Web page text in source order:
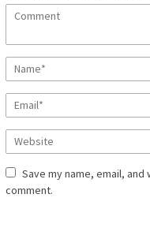
Save my name, email,
comment.